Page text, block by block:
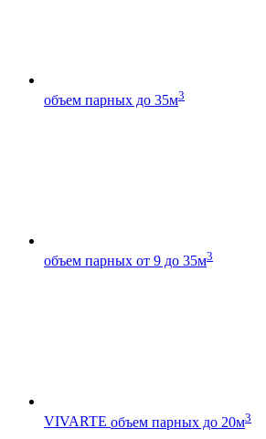
объем парных до 35м3
объем парных от 9 до 35м3
VIVARTE объем парных до 20м3